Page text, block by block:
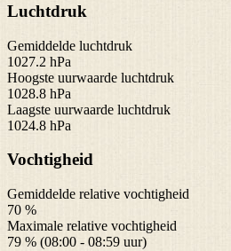
Luchtdruk
Gemiddelde luchtdruk
1027.2 hPa
Hoogste uurwaarde luchtdruk
1028.8 hPa
Laagste uurwaarde luchtdruk
1024.8 hPa
Vochtigheid
Gemiddelde relative vochtigheid
70 %
Maximale relative vochtigheid
79 % (08:00 - 08:59 uur)